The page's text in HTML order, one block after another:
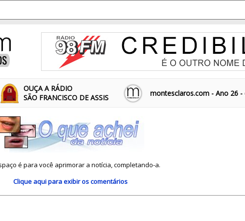
OUÇA A RÁDIO
SÃO FRANCISCO DE ASSIS
montesclaros.com - Ano 26
é para você aprimorar a notícia, completando-a.
Clique aquipara exibir os comentários